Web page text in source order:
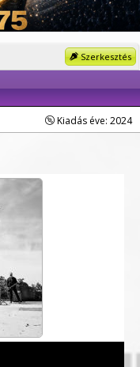
Szerkesztés
Kiadás éve: 2024